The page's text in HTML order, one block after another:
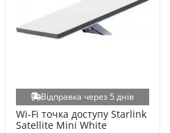
Відправка через 5 днів
Wi-Fi точка доступу Starlink
Satellite Mini White